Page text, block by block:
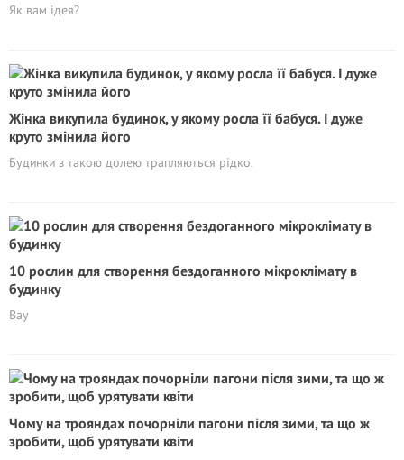
Як вам ідея?
Жінка викупила будинок, у якому росла її бабуся. І дуже
круто змінила його
Будинки з такою долею трапляються рідко.
10 рослин для створення бездоганного мікроклімату в
будинку
Вау
Чому на трояндах почорніли пагони після зими, та що ж
зробити, щоб урятувати квіти